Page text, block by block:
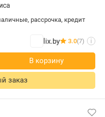
наличные, рассрочка, кредит
lix.by 3.0(7) i
В корзину
заказ